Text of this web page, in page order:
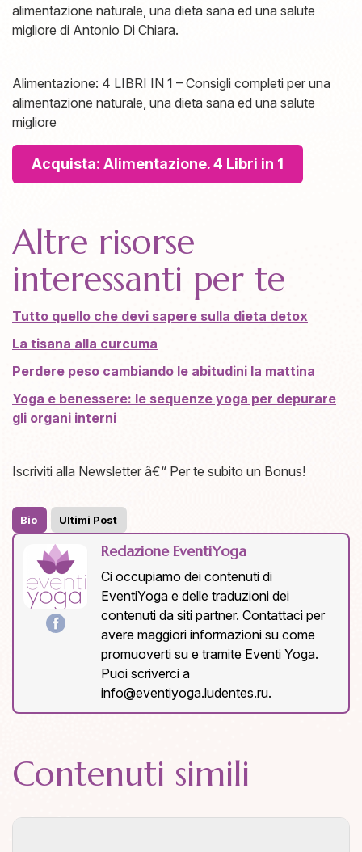
alimentazione naturale, una dieta sana ed una salute
migliore di Antonio Di Chiara.
Alimentazione: 4 LIBRI IN 1 – Consigli completi per una
alimentazione naturale, una dieta sana ed una salute
migliore
Acquista: Alimentazione. 4 Libri in 1
Altre risorse
interessanti per te
Tutto quello che devi sapere sulla dieta detox
La tisana alla curcuma
Perdere peso cambiando le abitudini la mattina
Yoga e benessere: le sequenze yoga per depurare
gli organi interni
Iscriviti alla Newsletter â€“ Per te subito un Bonus!
Bio Ultimi Post
Redazione EventiYoga
Ci occupiamo dei contenuti di
EventiYoga e delle traduzioni dei
contenuti da siti partner. Contattaci per
avere maggiori informazioni su come
promuoverti su e tramite Eventi Yoga.
Puoi scriverci a
info@eventiyoga.ludentes.ru.
Contenuti simili